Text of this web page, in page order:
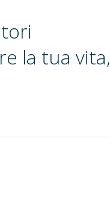
la tua vita,